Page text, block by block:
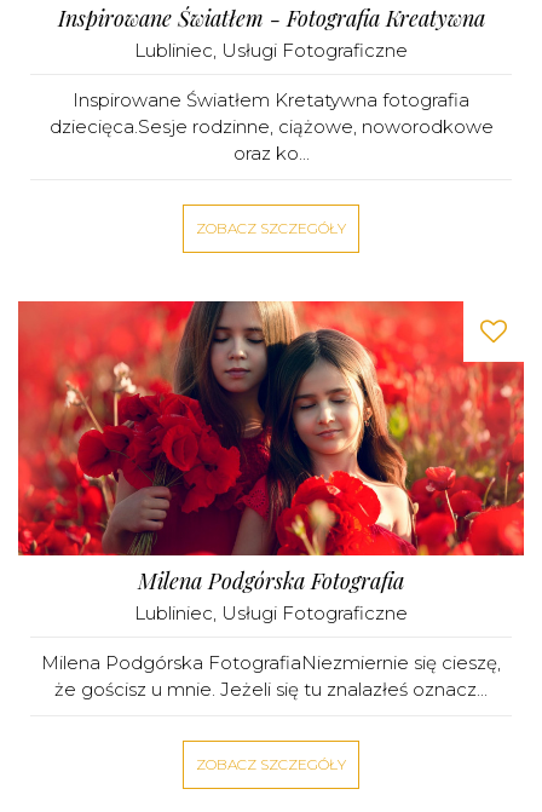
Inspirowane Światłem - Fotografia Kreatywna
Lubliniec, Usługi Fotograficzne
Inspirowane Światłem Kretatywna fotografia
dziecięca.Sesje rodzinne, ciążowe, noworodkowe
oraz ko...
ZOBACZ SZCZEGÓŁY
Milena Podgórska Fotografia
Lubliniec, Usługi Fotograficzne
Milena Podgórska FotografiaNiezmiernie się cieszę,
że gościsz u mnie. Jeżeli się tu znalazłeś oznacz...
ZOBACZ SZCZEGÓŁY